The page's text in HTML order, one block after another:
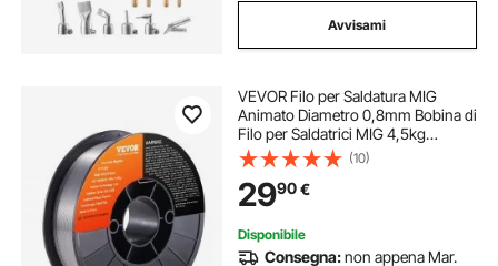
Avvisami
VEVOR Filo per Saldatura MIG
Animato Diametro 0,8mm Bobina di
Filo per Saldatrici MIG 4,5kg
Portatile in Acciaio Morbido
200mm, Filo di Saldatura Trazione
Massima 560 MPa per Saldatrici
MIG con Bobina
(10)
2990€
Disponibile
Consegna:non appena Mar.